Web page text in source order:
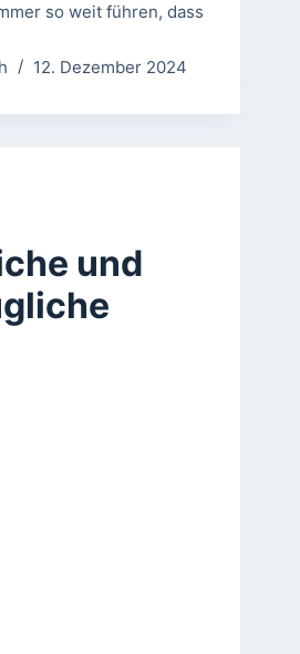
so weit führen, dass
12. Dezember 2024
und